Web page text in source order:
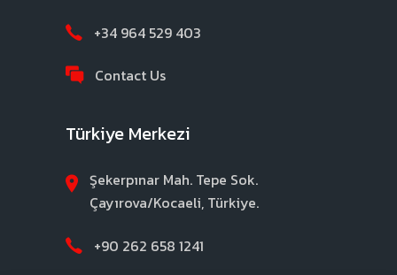
+34 964 529 403
Contact Us
Türkiye Merkezi
Şekerpınar Mah. Tepe Sok.
Çayırova/Kocaeli, Türkiye.
+90 262 658 1241